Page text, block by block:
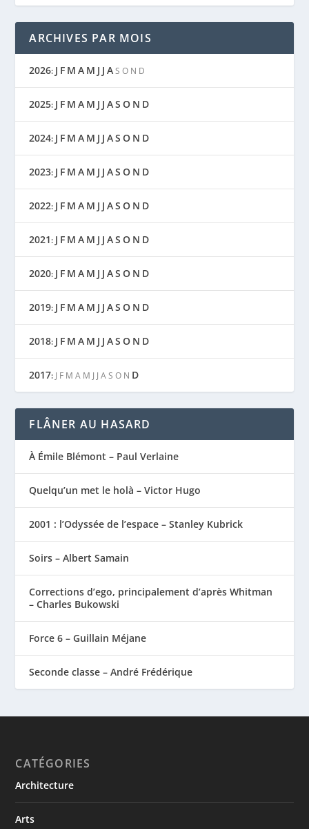
ARCHIVES PAR MOIS
2026: J F M A M J J A S O N D
2025: J F M A M J J AS O N D
2024: J F M A M J J AS O N D
2023: J F M A M J J AS O N D
2022: J F M A M J J AS O N D
2021: J F M A M J J AS O N D
2020: J F M A M J J AS O N D
2019: J F M A M J J AS O N D
2018: J F M A M J J AS O N D
2017: J F M A M J J A S O N D
FLÂNER AU HASARD
À Émile Blémont – Paul Verlaine
Quelqu’un met le holà – Victor Hugo
2001 : l’Odyssée de l’espace – Stanley Kubrick
Soirs – Albert Samain
Corrections d’ego, principalement d’après Whitman
– Charles Bukowski
Force 6 – Guillain Méjane
Seconde classe – André Frédérique
CATÉGORIES
Architecture
Arts